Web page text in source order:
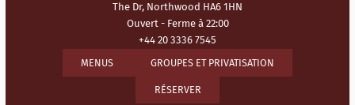
The Dr, Northwood HA6 1HN
Ouvert- Ferme à 22:00
+44 20 3336 7545
MENUS
GROUPES ET PRIVATISATION
RÉSERVER